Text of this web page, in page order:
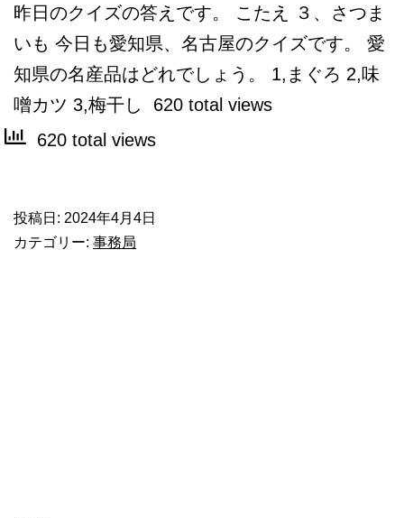
昨日のクイズの答えです。 こたえ ３、さつま
いも 今日も愛知県、名古屋のクイズです。 愛
知県の名産品はどれでしょう。 1,まぐろ 2,味
噌カツ 3,梅干し 620 total views
620 total views
投稿日: 2024年4月4日
カテゴリー: 事務局